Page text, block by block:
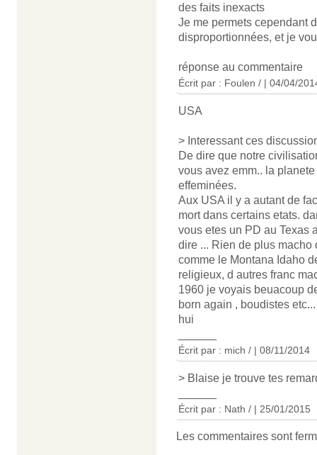
des faits inexacts
Je me permets cependant
disproportionnées, et je
réponse au commentaire
Écrit par : Foulen / | 04/04/
USA
> Interessant ces
De dire que notre
vous avez emm.. la
effeminées.
Aux USA il y a autant de
mort dans certains etats.
vous etes un PD au Texas
dire ... Rien de plus
comme le Montana Idaho
religieux, d autres franc
1960 je voyais beuacoup
born again , boudistes
hui
Écrit par : mich / | 08/11/2014
> Blaise je trouve tes
Écrit par : Nath / | 25/01/2015
Les commentaires sont